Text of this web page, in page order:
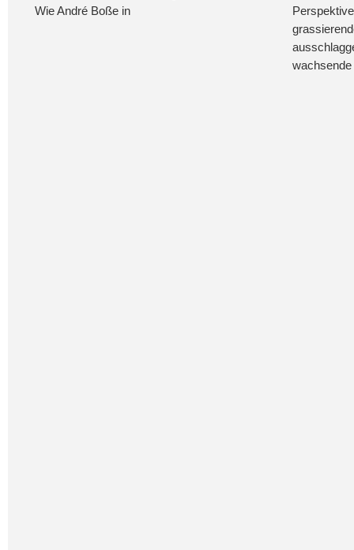
Wie André Boße in